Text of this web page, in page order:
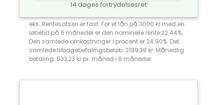
14 dages fortrydelsesret
eks: Rentesatsen er fast. For et lån på 3000 kr med en
løbetid på 6 måneder er den nominelle rente 22.44%.
Den samlede omkostninger i procent er 24.90%. Det
samlede tilbagebetalingsbeløb: 3199,38 kr. Månedlig
betaling: 533,23 kr pr. måned i 6 måneder.